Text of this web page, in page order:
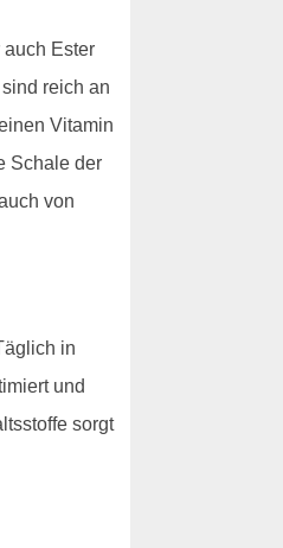
Ester
reich an
Vitamin
Schale der
von
in
und
sorgt